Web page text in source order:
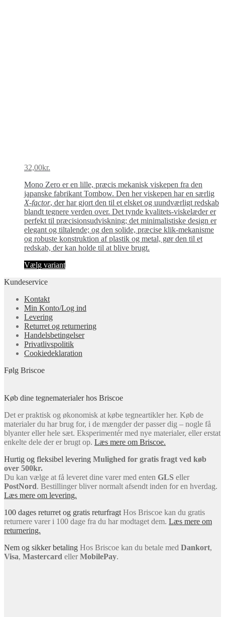
32,00kr.
Mo­no Ze­ro er en lil­le, præcis mekanisk viske­pen fra den
japanske fabrikant Tombow. Den her viskepen har en særlig
X-factor, der har gjort den til et elsket og uundværligt redskab
blandt tegnere verden over. Det tynde kvalitets-viske­læder er
perfekt til præcisionsudviskning; det minimalistiske design er
elegant og tiltalende; og den solide, præcise klik-mekanisme
og robuste konstruktion af plastik og metal, gør den til et
redskab, der kan holde til at blive brugt.
Vælg variantDette
Mulighederne
vælges
på
varesiden
Kundeservice
Kontakt
Min Konto/Log ind
Levering
Returret og returnering
Handels­betingelser
Privatlivspolitik
Cookiedeklaration
Følg Briscoe
Køb dine tegnematerialer hos Briscoe
Det er praktisk og økonomisk at købe tegneartikler her. Køb de
materialer du har brug for, i de mængder der passer dig – nogle få
blyanter eller hele sæt. Eksperimentér med nye materialer, eller erstat
enkelte dele der er brugt op. Læs mere om Briscoe.
Hurtig og fleksibel levering Mulighed for gratis fragt ved køb
over 500kr.
Du kan vælge at få leveret dine varer med enten GLS eller
PostNord. Bestillinger bliver normalt afsendt inden for en hverdag.
Læs mere om levering.
100 dages returret og gratis returfragt Hos Briscoe kan du gratis
returnere varer i 100 dage fra du har modtaget dem. Læs mere om
returnering.
Nem og sikker betaling Hos Briscoe kan du betale med Dankort,
Visa, Mastercard ellerMobilePay.